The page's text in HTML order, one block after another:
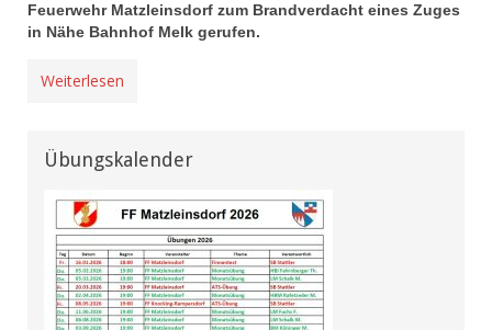
Feuerwehr Matzleinsdorf zum Brandverdacht eines Zuges
in Nähe Bahnhof Melk gerufen.
Weiterlesen
Übungskalender